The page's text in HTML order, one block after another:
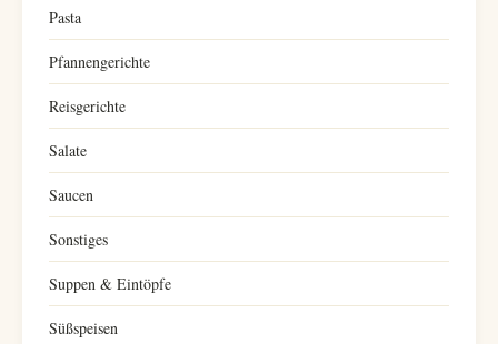
Pasta
Pfannengerichte
Reisgerichte
Salate
Saucen
Sonstiges
Suppen & Eintöpfe
Süßspeisen